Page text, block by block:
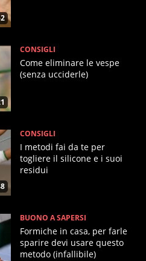
CONSIGLI
Come eliminare le vespe
(senza ucciderle)
CONSIGLI
I metodi fai da te per
togliere il silicone e i suoi
residui
BUONO A SAPERSI
Formiche in casa, per farle
sparire devi usare questo
metodo (infallibile)